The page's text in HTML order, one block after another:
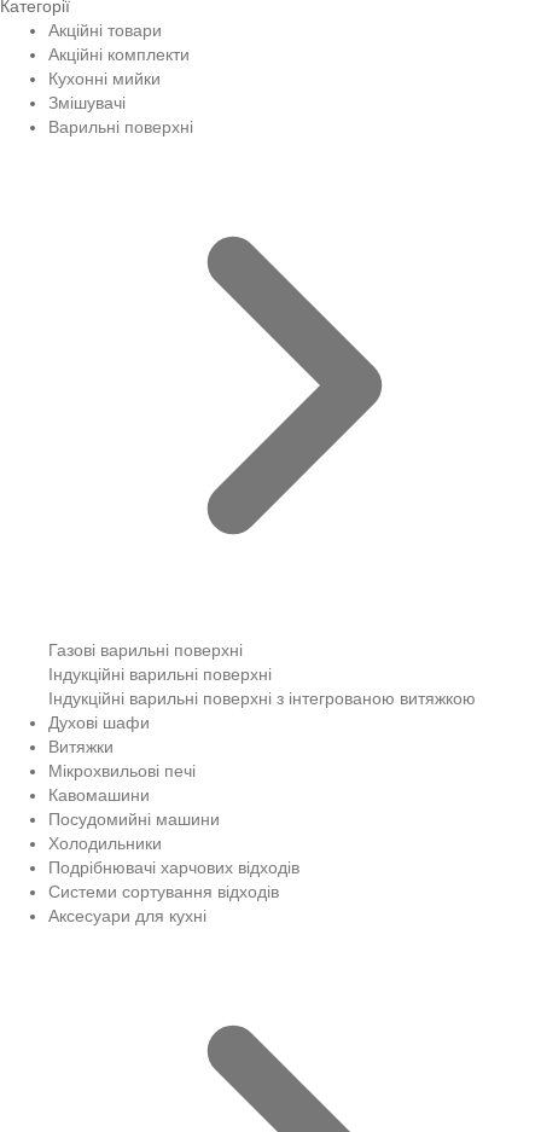
Категорії
Акційні товари
Акційні комплекти
Кухонні мийки
Змішувачі
Варильні поверхні
Газові варильні поверхні
Індукційні варильні поверхні
Індукційні варильні поверхні з інтегрованою витяжкою
Духові шафи
Витяжки
Мікрохвильові печі
Кавомашини
Посудомийні машини
Холодильники
Подрібнювачі харчових відходів
Системи сортування відходів
Аксесуари для кухні